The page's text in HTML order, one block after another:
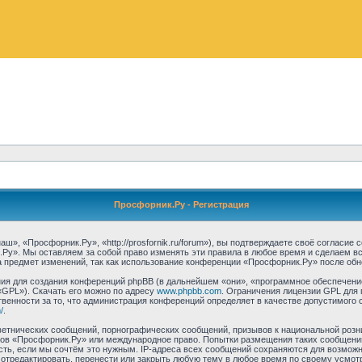
Просфорник.Ру - Регистрация
«Просфорник.Ру», «http://prosfornik.ru/forum»), вы подтверждаете своё
Мы оставляем за собой право изменять эти правила в любое время и сделаем
изменений, так как использование конференции «Просфорник.Ру» после
создания конференций phpBB (в дальнейшем «они», «программное
Скачать его можно по адресу www.phpbb.com. Ограничения лицензии GPL для
за то, что администрация конференций определяет в качестве
.
сообщений, порнографических сообщений, призывов к национальной
«Просфорник.Ру» или международное право. Попытки размещения таких
если мы сочтём это нужным. IP-адреса всех сообщений сохраняются для
перенести или закрыть любую тему в любое время по своему